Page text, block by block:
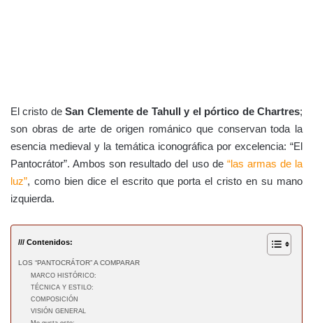
El cristo deSan Clemente de Tahull y el pórtico de Chartres;
son obras de arte de origen románico que conservan toda la
esencia medieval y la temática iconográfica por excelencia: “El
Pantocrátor”. Ambos son resultado del uso de “las armas de la
luz”, como bien dice el escrito que porta el cristo en su mano
izquierda.
/// Contenidos:
LOS “PANTOCRÁTOR” A COMPARAR
MARCO HISTÓRICO:
TÉCNICA Y ESTILO:
COMPOSICIÓN
VISIÓN GENERAL